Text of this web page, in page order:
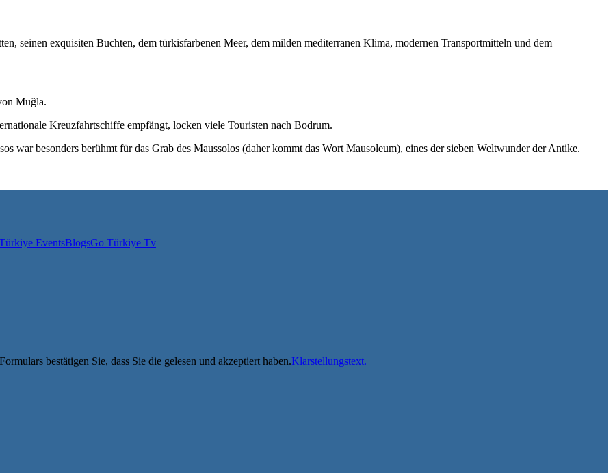
seinen exquisiten Buchten, dem türkisfarbenen Meer, dem milden mediterranen Klima, modernen Transportmitteln und dem
Muğla.
Kreuzfahrtschiffe empfängt, locken viele Touristen nach Bodrum.
war besonders berühmt für das Grab des Maussolos (daher kommt das Wort Mausoleum), eines der sieben Weltwunder der Antike.
EventsBlogsGo Türkiye Tv
bestätigen Sie, dass Sie die gelesen und akzeptiert haben.Klarstellungstext.